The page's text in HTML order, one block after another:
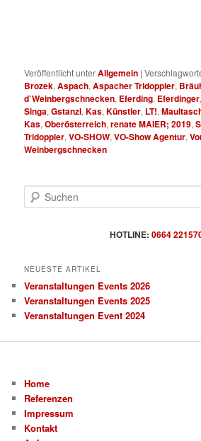
Veröffentlicht unterAllgemein |
Brozek,Aspach,Aspacher Tridoppler,
d`Weinbergschnecken, Eferding, Eferdinger,
Singa,Gstanzl,Kas,Künstler, LT!,
Kas,Oberösterreich,renate MAIER; 2019,
Tridoppler,VO-SHOW,VO-Show Agentur,
Weinbergschnecken
u
HOTLINE: 0664
NEUESTE ARTIKEL
Veranstaltungen Events 2026
Veranstaltungen Events 2025
Veranstaltungen Event 2024
Home
Referenzen
Impressum
Kontakt